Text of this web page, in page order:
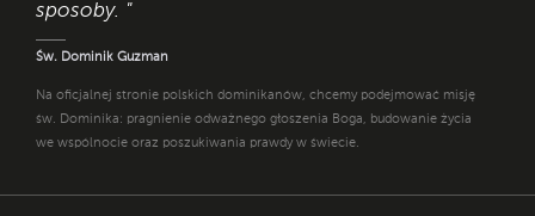
sposoby. "
Św. Dominik Guzman
Na oficjalnej stronie polskich dominikanów, chcemy podejmować misję
św. Dominika: pragnienie odważnego głoszenia Boga, budowanie życia
we wspólnocie oraz poszukiwania prawdy w świecie.